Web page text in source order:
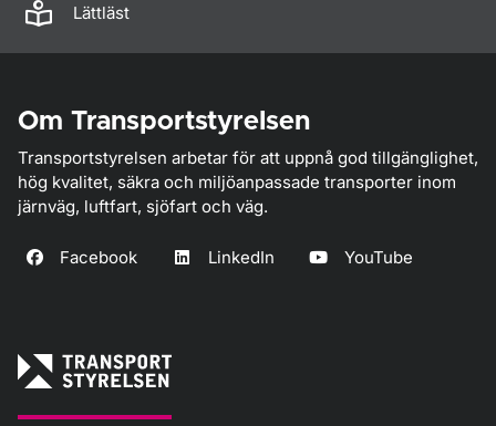
Lättläst
Om Transportstyrelsen
Transportstyrelsen arbetar för att uppnå god tillgänglighet,
hög kvalitet, säkra och miljöanpassade transporter inom
järnväg, luftfart, sjöfart och väg.
Facebook LinkedIn YouTube